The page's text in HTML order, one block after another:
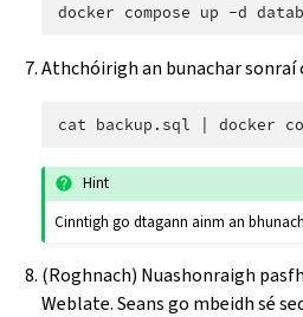
docker compose up -d
Athchóirigh an bunachar sonraí
cat backup.sql docker
Hint
Cinntigh go dtagann ainm an
(Roghnach) Nuashonraigh
Weblate. Seans go mbeidh sé